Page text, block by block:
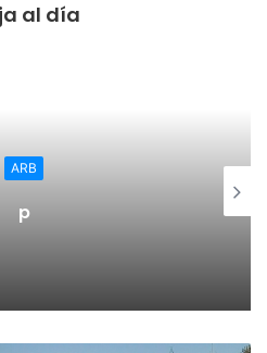
esta ley “por
años, que “además de constar
no fuera debatida ni
al día
ARB
p